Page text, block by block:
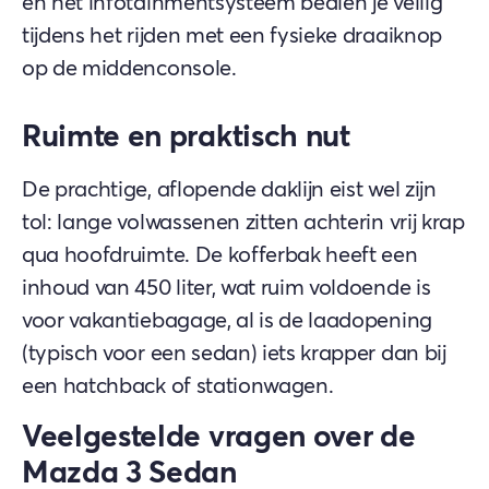
tijdens het rijden met een fysieke draaiknop
op de middenconsole.
Ruimte en praktisch nut
De prachtige, aflopende daklijn eist wel zijn
tol: lange volwassenen zitten achterin vrij krap
qua hoofdruimte. De kofferbak heeft een
inhoud van 450 liter, wat ruim voldoende is
voor vakantiebagage, al is de laadopening
(typisch voor een sedan) iets krapper dan bij
een hatchback of stationwagen.
Veelgestelde vragen over de
Mazda 3 Sedan